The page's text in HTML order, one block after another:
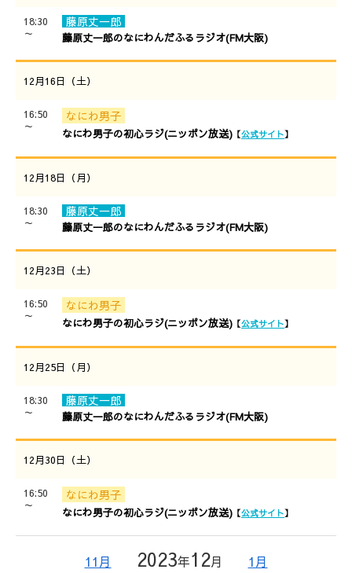
18:30
～
藤原丈一郎
藤原丈一郎のなにわんだふるラジオ(FM大阪)
12月16日（土）
16:50
～
なにわ男子
なにわ男子の初心ラジ(ニッポン放送) 【公式サイト】
12月18日（月）
18:30
～
藤原丈一郎
藤原丈一郎のなにわんだふるラジオ(FM大阪)
12月23日（土）
16:50
～
なにわ男子
なにわ男子の初心ラジ(ニッポン放送) 【公式サイト】
12月25日（月）
18:30
～
藤原丈一郎
藤原丈一郎のなにわんだふるラジオ(FM大阪)
12月30日（土）
16:50
～
なにわ男子
なにわ男子の初心ラジ(ニッポン放送) 【公式サイト】
11月 2023年12月 1月